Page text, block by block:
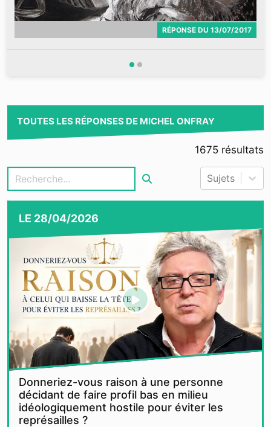
RÉPONSE DU 13/07/2017
TOUTES LES RÉPONSES DE MICHEL ONFRAY
1675 résultats
Sujets
LE 28/04/2026
Donneriez-vous raison à une personne
décidant de faire profil bas en milieu
idéologiquement hostile pour éviter les
représailles ?